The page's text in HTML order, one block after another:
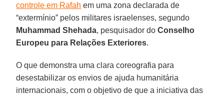
controle em Rafah em uma zona declarada de
“extermínio” pelos militares israelenses, segundo
Muhammad Shehada, pesquisador doConselho
Europeu para Relações Exteriores.
O que demonstra uma clara coreografia para
desestabilizar os envios de ajuda humanitária
internacionais, com o objetivo de que a iniciativa das